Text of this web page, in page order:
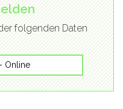
folgenden Daten
Online